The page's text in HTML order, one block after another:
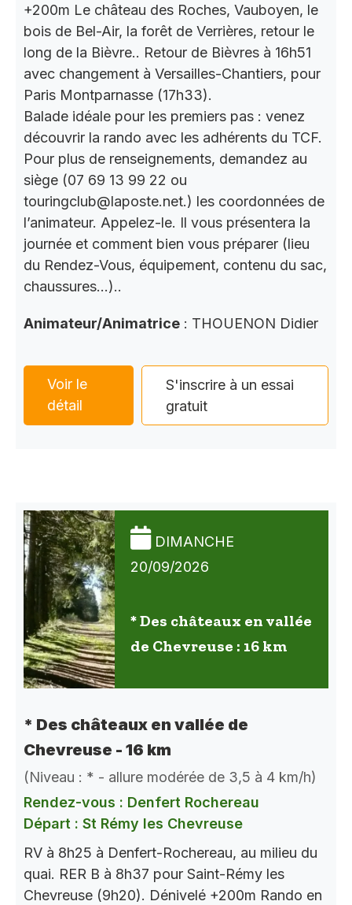
+200m Le château des Roches, Vauboyen, le
bois de Bel-Air, la forêt de Verrières, retour le
long de la Bièvre.. Retour de Bièvres à 16h51
avec changement à Versailles-Chantiers, pour
Paris Montparnasse (17h33).
Balade idéale pour les premiers pas : venez
découvrir la rando avec les adhérents du TCF.
Pour plus de renseignements, demandez au
siège (07 69 13 99 22 ou
touringclub@laposte.net.) les coordonnées de
l’animateur. Appelez-le. Il vous présentera la
journée et comment bien vous préparer (lieu
du Rendez-Vous, équipement, contenu du sac,
chaussures…)..
Animateur/Animatrice : THOUENON Didier
Voir le
détail
S'inscrire à un essai
gratuit
DIMANCHE
20/09/2026
* Des châteaux en vallée
de Chevreuse : 16 km
* Des châteaux en vallée de
Chevreuse - 16 km
(Niveau : * - allure modérée de 3,5 à 4 km/h)
Rendez-vous : Denfert Rochereau
Départ : St Rémy les Chevreuse
RV à 8h25 à Denfert-Rochereau, au milieu du
quai. RER B à 8h37 pour Saint-Rémy les
Chevreuse (9h20). Dénivelé +200m Rando en